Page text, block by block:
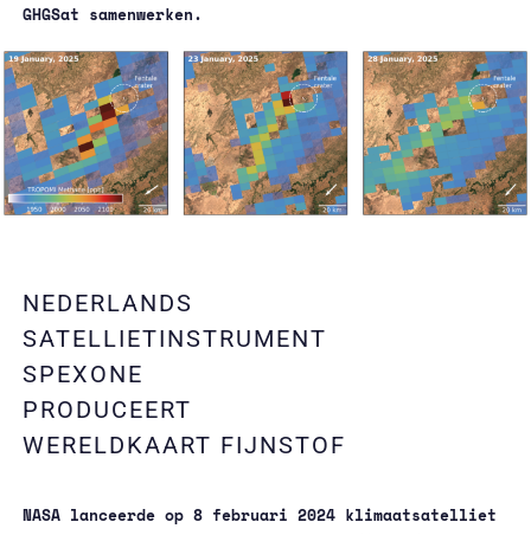
GHGSat samenwerken.
NEDERLANDS
SATELLIETINSTRUMENT
SPEXONE
PRODUCEERT
WERELDKAART FIJNSTOF
NASA lanceerde op 8 februari 2024 klimaatsatelliet